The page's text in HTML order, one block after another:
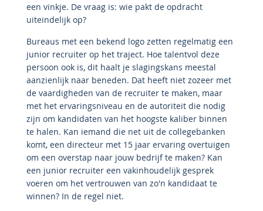
een vinkje. De vraag is: wie pakt de opdracht
uiteindelijk op?
Bureaus met een bekend logo zetten regelmatig een
junior recruiter op het traject. Hoe talentvol deze
persoon ook is, dit haalt je slagingskans meestal
aanzienlijk naar beneden. Dat heeft niet zozeer met
de vaardigheden van de recruiter te maken, maar
met het ervaringsniveau en de autoriteit die nodig
zijn om kandidaten van het hoogste kaliber binnen
te halen. Kan iemand die net uit de collegebanken
komt, een directeur met 15 jaar ervaring overtuigen
om een overstap naar jouw bedrijf te maken? Kan
een junior recruiter een vakinhoudelijk gesprek
voeren om het vertrouwen van zo'n kandidaat te
winnen? In de regel niet.